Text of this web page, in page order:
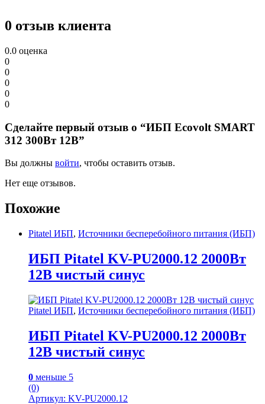
0 отзыв клиента
0.0 оценка
0
0
0
0
0
Сделайте первый отзыв о “ИБП Ecovolt SMART
312 300Вт 12В”
Вы должны войти, чтобы оставить отзыв.
Нет еще отзывов.
Похожие
Pitatel ИБП, Источники бесперебойного питания (ИБП)
ИБП Pitatel KV-PU2000.12 2000Вт
12В чистый синус
Pitatel ИБП, Источники бесперебойного питания (ИБП)
ИБП Pitatel KV-PU2000.12 2000Вт
12В чистый синус
0 меньше 5
(0)
Артикул: KV-PU2000.12